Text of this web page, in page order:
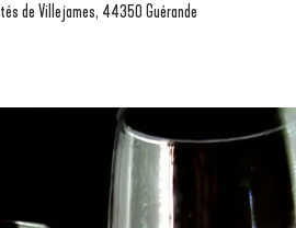
de Villejames, 44350 Guérande